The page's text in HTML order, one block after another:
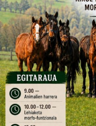
Iragarki-taula
Lursail Market